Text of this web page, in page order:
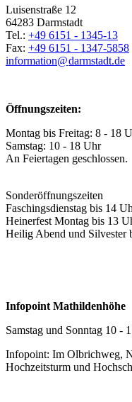
Luisenstraße 12
64283 Darmstadt
Tel.: +49 6151 - 1345-13
Fax: +49 6151 - 1347-5858
information@darmstadt.de
Öffnungszeiten:
Montag bis Freitag: 8 - 18
Samstag: 10 - 18 Uhr
An Feiertagen geschlossen.
Sonderöffnungszeiten
Faschingsdienstag bis 14
Heinerfest Montag bis 13
Heilig Abend und Silvester
Infopoint Mathildenhöhe
Samstag und Sonntag 10 -
Infopoint: Im Olbrichweg,
Hochzeitsturm und